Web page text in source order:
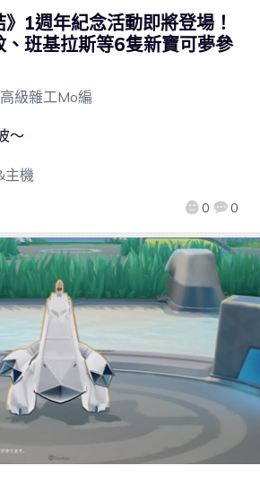
》1週年紀念活動即將登場！
、班基拉斯等6隻新寶可夢參
高級雜工Mo編
0 0
～
主機